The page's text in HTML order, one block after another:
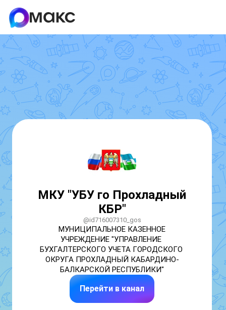
МКУ "УБУ го Прохладный
КБР"
@id716007310_gos
МУНИЦИПАЛЬНОЕ КАЗЕННОЕ
УЧРЕЖДЕНИЕ "УПРАВЛЕНИЕ
БУХГАЛТЕРСКОГО УЧЕТА ГОРОДСКОГО
ОКРУГА ПРОХЛАДНЫЙ КАБАРДИНО-
БАЛКАРСКОЙ РЕСПУБЛИКИ"
Перейти в канал